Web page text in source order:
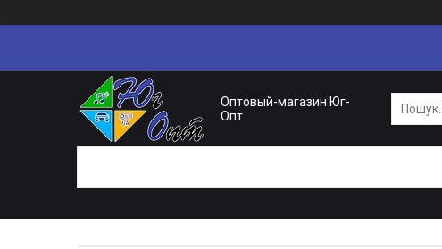
Оптовый-магазин Юг-
Опт